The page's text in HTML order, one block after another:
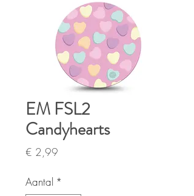
EM FSL2
Candyhearts
€ 2,99
Aantal *